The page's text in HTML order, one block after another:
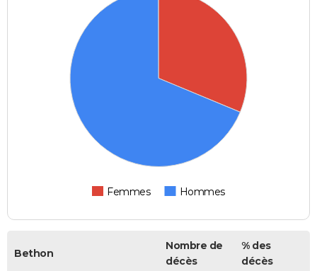
Femmes Hommes
Bethon
Nombre de
décès
% des
décès